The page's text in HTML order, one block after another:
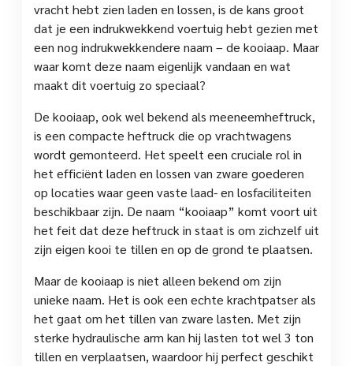
vracht hebt zien laden en lossen, is de kans groot
dat je een indrukwekkend voertuig hebt gezien met
een nog indrukwekkendere naam – de kooiaap. Maar
waar komt deze naam eigenlijk vandaan en wat
maakt dit voertuig zo speciaal?
De kooiaap, ook wel bekend als meeneemheftruck,
is een compacte heftruck die op vrachtwagens
wordt gemonteerd. Het speelt een cruciale rol in
het efficiënt laden en lossen van zware goederen
op locaties waar geen vaste laad- en losfaciliteiten
beschikbaar zijn. De naam “kooiaap” komt voort uit
het feit dat deze heftruck in staat is om zichzelf uit
zijn eigen kooi te tillen en op de grond te plaatsen.
Maar de kooiaap is niet alleen bekend om zijn
unieke naam. Het is ook een echte krachtpatser als
het gaat om het tillen van zware lasten. Met zijn
sterke hydraulische arm kan hij lasten tot wel 3 ton
tillen en verplaatsen, waardoor hij perfect geschikt